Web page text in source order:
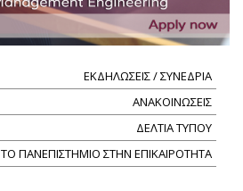
ΕΚΔΗΛΩΣΕΙΣ / ΣΥΝΕΔΡΙΑ
ΑΝΑΚΟΙΝΩΣΕΙΣ
ΔΕΛΤΙΑ ΤΥΠΟΥ
ΤΟ ΠΑΝΕΠΙΣΤΗΜΙΟ ΣΤΗΝ ΕΠΙΚΑΙΡΟΤΗΤΑ